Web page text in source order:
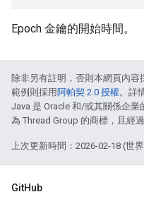
Epoch 金鑰的開始時間。
除非另有註明，否則本網頁內容
範例則採用 阿帕契 2.0 授權。詳
Java 是 Oracle 和/或其關係企
為 Thread Group 的商標，且經過
上次更新時間：2026-02-18 (世界
GitHub